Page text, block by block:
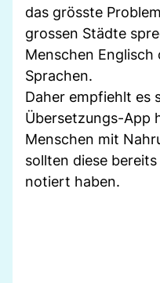
das grösste
grossen Städte
Menschen
Sprachen.
Daher empfiehlt es
Übersetzungs-App
Menschen mit
sollten diese
notiert haben.